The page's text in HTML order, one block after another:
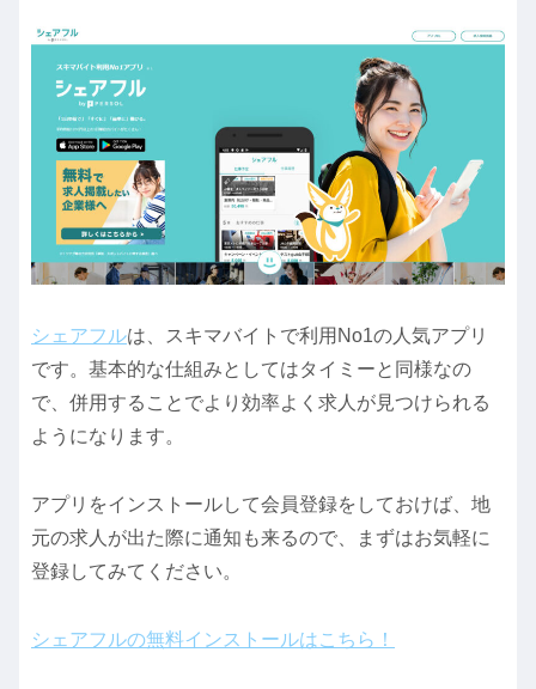
シェアフルは、スキマバイトで利用No1の人気アプリ
です。基本的な仕組みとしてはタイミーと同様なの
で、併用することでより効率よく求人が見つけられる
ようになります。
アプリをインストールして会員登録をしておけば、地
元の求人が出た際に通知も来るので、まずはお気軽に
登録してみてください。
シェアフルの無料インストールはこちら！